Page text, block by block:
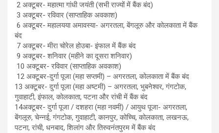
2 अक्टूबर- महात्मा गांधी जयंती (सभी राज्यों में बैंक बंद)
3 अक्टूबर- रविवार (साप्ताहिक अवकाश)
6 अक्टूबर- महालयया अमावस्या- अगरतला, बेंगलूरु और कोलकाता में बैंक
बंद
7 अक्टूबर- मीरा चोरेल होउबा- इंफाल में बैंक बंद
9 अक्टूबर- शनिवार (महीने का दूसरा शनिवार)
10 अक्टूबर- रविवार (साप्ताहिक अवकाश)
12 अक्टूबर-दुर्गा पूजा (महा सप्तमी) – अगरतला, कोलकाता में बैंक बंद
13 अक्टूबर- दुर्गा पूजा (महा अष्टमी) – अगरतला, भुबनेश्वर, गंगटोक,
गुवाहाटी, इंफाल, कोलकाता, पटना और रांची में बैंक बंद
14अक्टूबर- दुर्गा पूजा / दशहरा (महा नवमी) / आयुथ पूजा- अगरतला,
बेंगलूरु, चेन्नई, गंगटोक, गुवाहाटी, कानपुर, कोच्चि, कोलकाता, लखनऊ,
पटना, रांची, धनबाद, शिलांग और तिरुवनंतपुरम में बैंक बंद